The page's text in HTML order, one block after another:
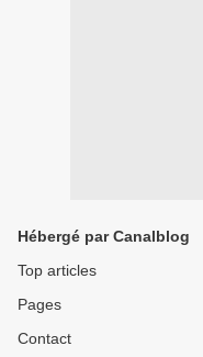
Hébergé par Canalblog
Top articles
Pages
Contact